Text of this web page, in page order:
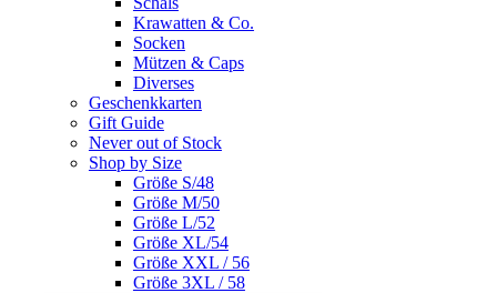
Krawatten & Co.
Socken
Mützen & Caps
Diverses
Geschenkkarten
Gift Guide
Never out of Stock
Shop by Size
Größe S/48
Größe M/50
Größe L/52
Größe XL/54
Größe XXL / 56
Größe 3XL / 58